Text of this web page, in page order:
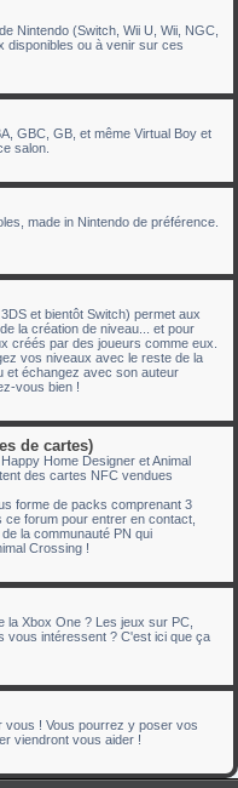
Nintendo (Switch, Wii U, Wii, NGC,
disponibles ou à venir sur ces
GBC, GB, et même Virtual Boy et
salon.
made in Nintendo de préférence.
et bientôt Switch) permet aux
la création de niveau... et pour
créés par des joueurs comme eux.
vos niveaux avec le reste de la
et échangez avec son auteur
vous bien !
de cartes)
Home Designer et Animal
des cartes NFC vendues
forme de packs comprenant 3
forum pour entrer en contact,
la communauté PN qui
Crossing !
la Xbox One ? Les jeux sur PC,
vous intéressent ? C'est ici que ça
vous ! Vous pourrez y poser vos
viendront vous aider !